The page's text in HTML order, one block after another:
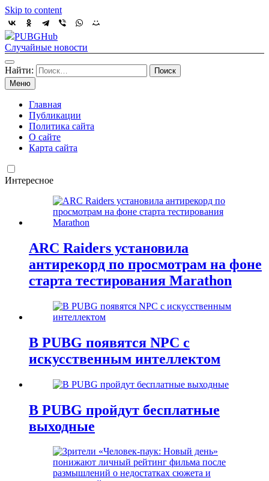
Skip to content
PUBGHub
Случайные новости
Найти:
Меню
Главная
Публикации
Политика сайта
О сайте
Карта сайта
Интересное
ARC Raiders установила
антирекорд по просмотрам на фоне
старта тестирования Marathon
В PUBG появятся NPC с
искусственным интеллектом
В PUBG пройдут бесплатные
выходные